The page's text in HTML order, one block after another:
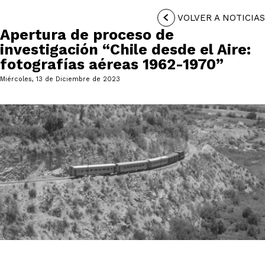
VOLVER A NOTICIAS
Apertura de proceso de
investigación “Chile desde el Aire:
fotografías aéreas 1962-1970”
Miércoles, 13 de Diciembre de 2023